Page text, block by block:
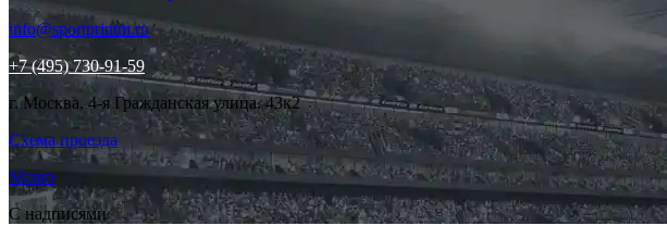
info@sportprintm.ru
+7 (495) 730-91-59
г. Москва, 4-я Гражданская улица, 43к2
Схема проезда
Меню
С надписями